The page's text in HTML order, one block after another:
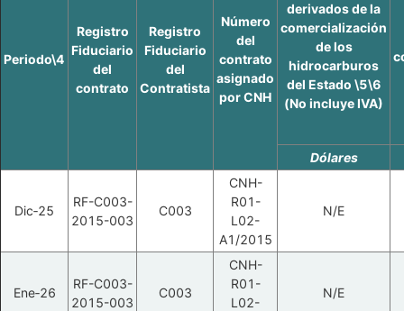
Periodo\4
Registro
Fiduciario
del
contrato
Registro
Fiduciario
del
Contratista
Número
del
contrato
asignado
por CNH
derivados de la
comercialización
de los
hidrocarburos
del Estado \5\6
(No incluye IVA)
Dólares
Dic‑25
RF-C003-
2015-003
C003
CNH-
R01-
L02-
A1/2015
N/E
Ene‑26
RF-C003-
2015-003
C003
CNH-
R01-
L02-
N/E